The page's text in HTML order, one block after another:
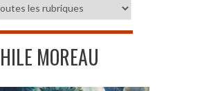
MOREAU